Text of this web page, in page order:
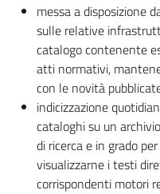
messa a disposizione
sulle relative
catalogo contenente
atti normativi,
con le novità
indicizzazione
cataloghi su un
di ricerca e in grado
visualizzarne i testi
corrispondenti motori